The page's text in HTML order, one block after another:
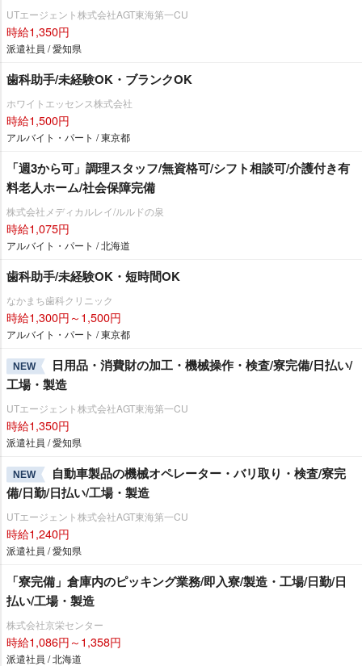
UTエージェント株式会社AGT東海第一CU
時給1,350円
派遣社員 / 愛知県
歯科助手/未経験OK・ブランクOK
ホワイトエッセンス株式会社
時給1,500円
アルバイト・パート / 東京都
「週3から可」調理スタッフ/無資格可/シフト相談可/介護付き有
料老人ホーム/社会保障完備
株式会社メディカルレイ/ルルドの泉
時給1,075円
アルバイト・パート / 北海道
歯科助手/未経験OK・短時間OK
なかまち歯科クリニック
時給1,300円～1,500円
アルバイト・パート / 東京都
NEW
日用品・消費財の加工・機械操作・検査/寮完備/日払い/
工場・製造
UTエージェント株式会社AGT東海第一CU
時給1,350円
派遣社員 / 愛知県
NEW
自動車製品の機械オペレーター・バリ取り・検査/寮完
備/日勤/日払い/工場・製造
UTエージェント株式会社AGT東海第一CU
時給1,240円
派遣社員 / 愛知県
「寮完備」倉庫内のピッキング業務/即入寮/製造・工場/日勤/日
払い/工場・製造
株式会社京栄センター
時給1,086円～1,358円
派遣社員 / 北海道